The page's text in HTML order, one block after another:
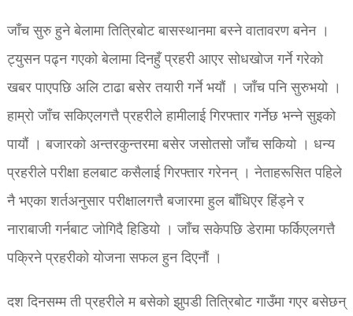
जाँच सुरु हुने बेलामा तित्रिबोट बासस्थानमा बस्ने वातावरण बनेन ।
ट्युसन पढ्न गएको बेलामा दिनहुँ प्रहरी आएर सोधखोज गर्ने गरेको
खबर पाएपछि अलि टाढा बसेर तयारी गर्ने भयौं । जाँच पनि सुरुभयो ।
हाम्रो जाँच सकिएलगत्तै प्रहरीले हामीलाई गिरफ्तार गर्नेछ भन्ने सुइको
पायौं । बजारको अन्तरकुन्तरमा बसेर जसोतसो जाँच सकियो । धन्य
प्रहरीले परीक्षा हलबाट कसैलाई गिरफ्तार गरेनन् । नेताहरूसित पहिले
नै भएका शर्तअनुसार परीक्षालगत्तै बजारमा हुल बाँधिएर हिंड्ने र
नाराबाजी गर्नबाट जोगिदै हिडियो । जाँच सकेपछि डेरामा फर्किएलगत्तै
पक्रिने प्रहरीको योजना सफल हुन दिएनौं ।
दश दिनसम्म ती प्रहरीले म बसेको झुपडी तित्रिबोट गाउँमा गएर बसेछन्